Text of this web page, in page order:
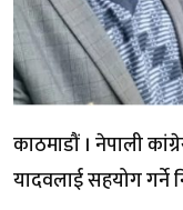
काठमाडौं । नेपाली
यादवलाई सहयोग गर्ने